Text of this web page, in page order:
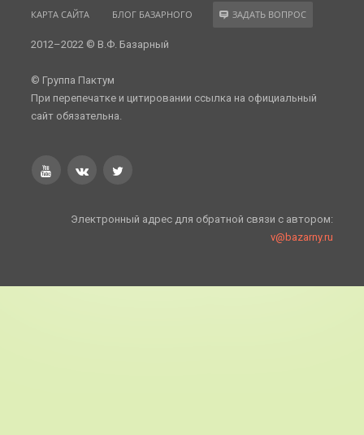
КАРТА САЙТА БЛОГ БАЗАРНОГО ЗАДАТЬ ВОПРОС
2012–2022 © В.Ф. Базарный
© Группа Пактум
При перепечатке и цитировании ссылка на официальный
сайт обязательна.
Электронный адрес для обратной связи с автором:
v@bazarny.ru